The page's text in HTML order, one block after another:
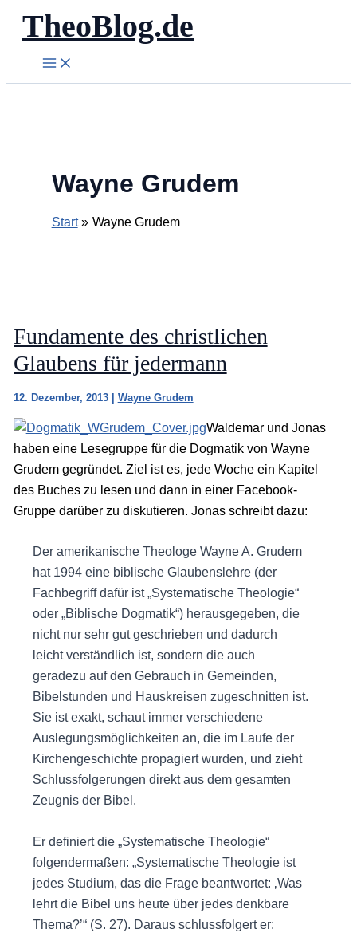
Zum
Inhalt
springen
TheoBlog.de
Wayne Grudem
Start Wayne Grudem
Fundamente des christlichen
Glaubens für jedermann
12. Dezember, 2013 | Wayne Grudem
Waldemar und Jonas
haben eine Lesegruppe für die Dogmatik von Wayne
Grudem gegründet. Ziel ist es, jede Woche ein Kapitel
des Buches zu lesen und dann in einer Facebook-
Gruppe darüber zu diskutieren. Jonas schreibt dazu:
Der amerikanische Theologe Wayne A. Grudem
hat 1994 eine biblische Glaubenslehre (der
Fachbegriff dafür ist „Systematische Theologie“
oder „Biblische Dogmatik“) herausgegeben, die
nicht nur sehr gut geschrieben und dadurch
leicht verständlich ist, sondern die auch
geradezu auf den Gebrauch in Gemeinden,
Bibelstunden und Hauskreisen zugeschnitten ist.
Sie ist exakt, schaut immer verschiedene
Auslegungsmöglichkeiten an, die im Laufe der
Kirchengeschichte propagiert wurden, und zieht
Schlussfolgerungen direkt aus dem gesamten
Zeugnis der Bibel.
Er definiert die „Systematische Theologie“
folgendermaßen: „Systematische Theologie ist
jedes Studium, das die Frage beantwortet: ‚Was
lehrt die Bibel uns heute über jedes denkbare
Thema?’“ (S. 27). Daraus schlussfolgert er: